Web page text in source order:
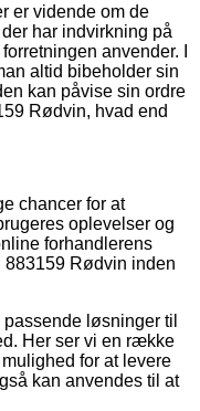
er vidende om de
har indvirkning på
anvender. I
altid bibeholder sin
kan påvise sin ordre
Rødvin, hvad end
chancer for at
oplevelser og
forhandlerens
883159 Rødvin inden
løsninger til
Her ser vi en række
for at levere
kan anvendes til at